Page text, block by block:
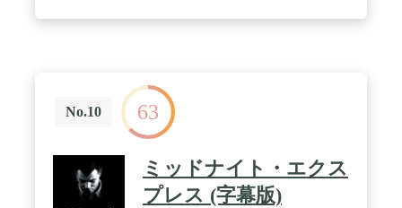
No.10 63
ミッドナイト・エクス
プレス (字幕版)